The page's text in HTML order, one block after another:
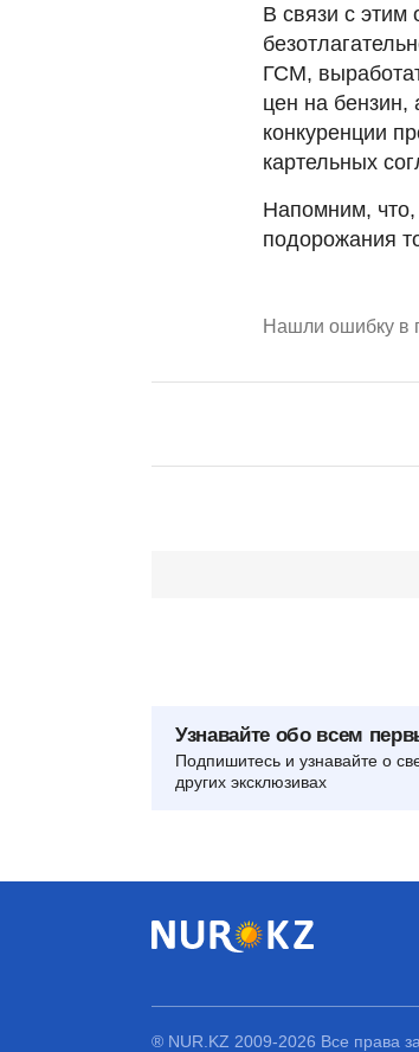
В связи с этим
ГСМ,
цен на бензин,
конкуренции
картельных
Напомним, что,
подорожания
Нашли ошибку в
Узнавайте обо всем
Подпишитесь и узнавайте о
других эксклюзивах
® NUR.KZ 2009-2026 Все права